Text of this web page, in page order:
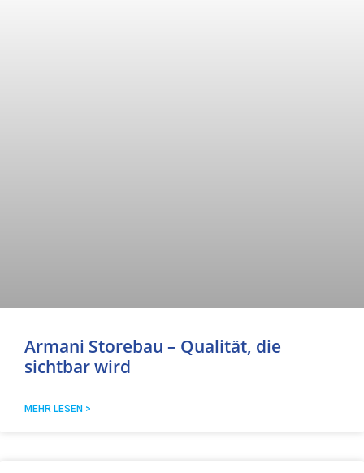
Armani Storebau – Qualität, die
sichtbar wird
MEHR LESEN >